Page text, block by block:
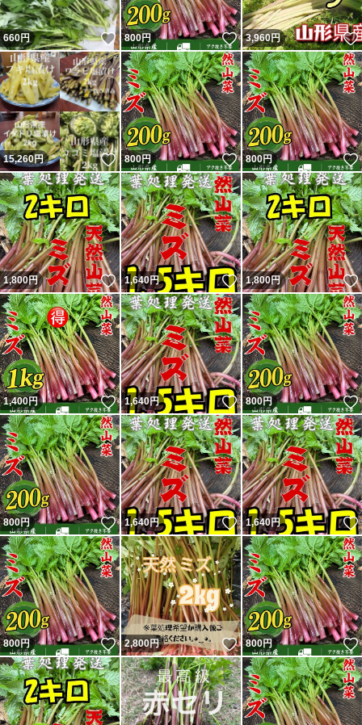
660円 いいね！
800円 いいね！
3,960円
15,260円 いいね！
800円 いいね！
800円
1,800円 いいね！
1,640円 いいね！
1,800円
1,400円 いいね！
1,640円 いいね！
800円
800円 いいね！
1,640円 いいね！
1,640円
800円 いいね！
2,800円 いいね！
800円